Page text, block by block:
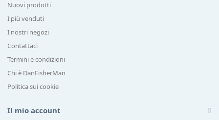
Nuovi prodotti
I più venduti
I nostri negozi
Contattaci
Termini e condizioni
Chi è DanFisherMan
Politica sui cookie
Il mio account